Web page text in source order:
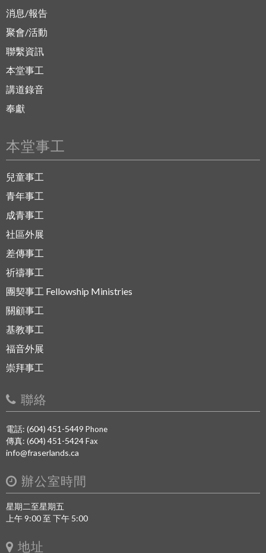
消息/報告
聚會/活動
聯繫資訊
本堂事工
講道錄音
奉獻
本堂事工
兒童事工
青年事工
成青事工
社區外展
差傳事工
祈禱事工
團契事工 Fellowship Ministries
關顧事工
基教事工
福音外展
崇拜事工
聯絡
電話: (604) 451-5449 Phone
傳真: (604) 451-5424Fax
info@fraserlands.ca
辦公室時間
星期二至星期五
上午 9:00 至 下午 5:00
地址